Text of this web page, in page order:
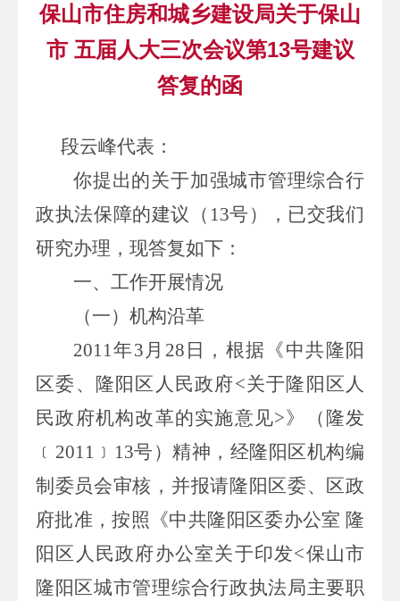
保山市住房和城乡建设局关于保山
市 五届人大三次会议第13号建议
答复的函
段云峰代表：
你提出的关于加强城市管理综合行
政执法保障的建议（ 13号），已交我们
研究办理，现答复如下：
一、工作开展情况
（一）机构沿革
2011年3 月 28 日，根据《中共隆阳
区委、隆阳区人民政府<关于隆阳区人
民政府机构改革的实施意见>》（隆发
﹝ 2011 ﹞ 13号）精神，经隆阳区机构编
制委员会审核，并报请隆阳区委、区政
府批准，按照《中共隆阳区委办公室 隆
阳区人民政府办公室关于印发<保山市
隆阳区城市管理综合行政执法局主要职